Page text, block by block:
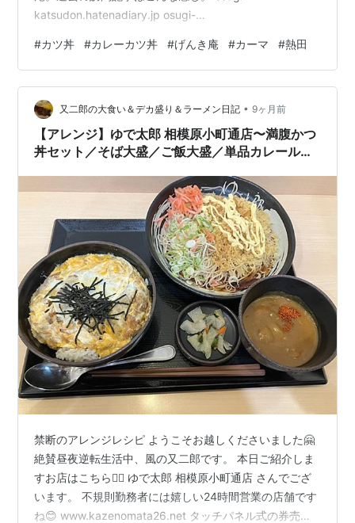
katsudon.hatenadiary.jp osugi-
な）裏技を使ってやろうと考えていましたが、思いつか
ず。 未食のカツカレー丼をノーマルで注文します。いつ
ものカツが2枚、カレーをかけてから突き刺してある感じ
ですかね。 汁物と漬物付きというのもいつも通り。丼寄
りの画。 カレーうどんのルーをかけているだけかと思い
ますが、そ…
#カツ丼 #カレーカツ丼 #げんき庵 #カーマ #熱田
又二郎の大食い＆デカ盛り＆ラーメン日記 • 9ヶ月前
【アレンジ】ゆで太郎 相模原小町通店〜満腹かつ
丼セット／そば大盛／ご飯大盛／単品カレールー
ゆで太郎システム〜【オススメ】
禁断のアレンジレシピ ようこそお越しくださいました🤗
絶賛昼夜逆転生活中、風の又二郎です。 本日ご紹介しま
すお店はこちら💁‍♀️ ゆで太郎 相模原小町通店 さんでござ
います。 不規則勤務者には嬉しい24時間営業の店舗です
ね😊 www.kazenomata26.net タッチパネル式の券売機